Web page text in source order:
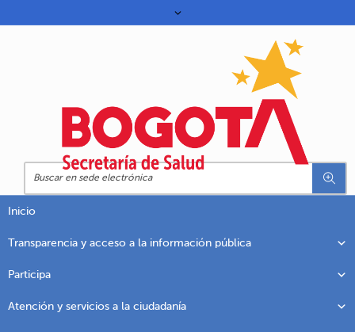
Inicio
Transparencia y acceso a la información pública
Participa
Atención y servicios a la ciudadanía